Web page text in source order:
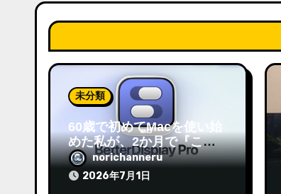
未分類
60歳で初めてMacを使い始
めた私が、2か月で『これ
は面倒くせえ』と思ったこ
と。
norichanneru
2026年7月1日